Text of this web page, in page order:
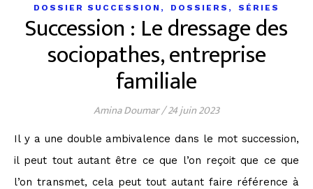
DOSSIER SUCCESSION , DOSSIERS , SÉRIES
Succession : Le dressage des
sociopathes, entreprise
familiale
Amina Doumar/24 juin 2023
Il y a une double ambivalence dans le mot succession,
il peut tout autant être ce que l’on reçoit que ce que
l’on transmet, cela peut tout autant faire référence à